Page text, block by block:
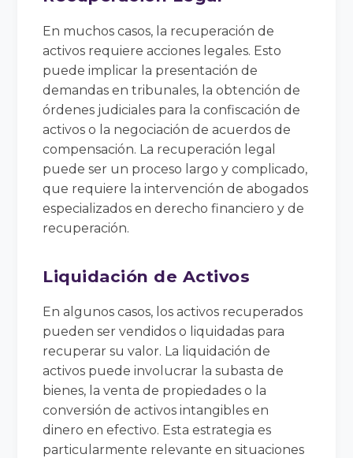
En muchos casos, la recuperación de
activos requiere acciones legales. Esto
puede implicar la presentación de
demandas en tribunales, la obtención de
órdenes judiciales para la confiscación de
activos o la negociación de acuerdos de
compensación. La recuperación legal
puede ser un proceso largo y complicado,
que requiere la intervención de abogados
especializados en derecho financiero y de
recuperación.
Liquidación de Activos
En algunos casos, los activos recuperados
pueden ser vendidos o liquidadas para
recuperar su valor. La liquidación de
activos puede involucrar la subasta de
bienes, la venta de propiedades o la
conversión de activos intangibles en
dinero en efectivo. Esta estrategia es
particularmente relevante en situaciones